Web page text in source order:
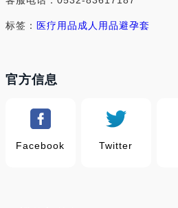
标签： 医疗用品成人用品避孕套
官方信息
Facebook Twitter